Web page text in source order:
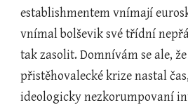
establishmentem vnímají
vnímal bolševik své třídní
tak zasolit. Domnívám se ale,
přistěhovalecké krize nastal
ideologicky nezkorumpovaní